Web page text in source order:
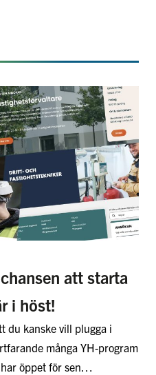
att starta
i höst!
du kanske vill plugga i
många YH-program
öppet för sen…